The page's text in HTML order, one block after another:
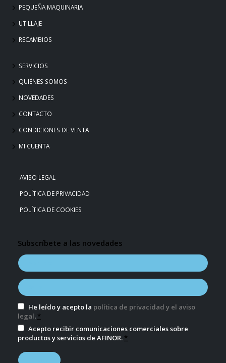
PEQUEÑA MAQUINARIA
UTILLAJE
RECAMBIOS
SERVICIOS
QUIÉNES SOMOS
NOVEDADES
CONTACTO
CONDICIONES DE VENTA
MI CUENTA
AVISO LEGAL
POLÍTICA DE PRIVACIDAD
POLÍTICA DE COOKIES
Subscríbete a las novedades
He leído y acepto la política de privacidad y el aviso
legal. *
Acepto recibir comunicaciones comerciales sobre
productos y servicios de AFINOR. *